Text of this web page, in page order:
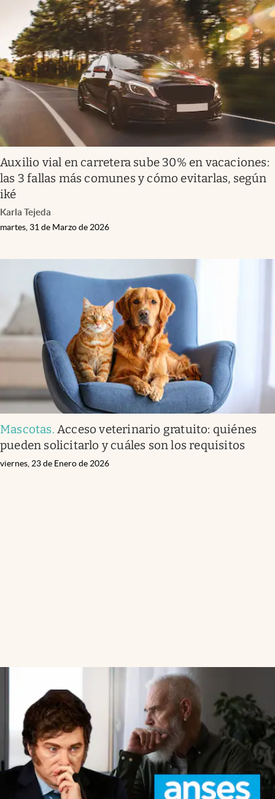
Auxilio vial en carretera sube 30% en vacaciones:
las 3 fallas más comunes y cómo evitarlas, según
iké
Karla Tejeda
martes, 31 de Marzo de 2026
Mascotas.Acceso veterinario gratuito: quiénes
pueden solicitarlo y cuáles son los requisitos
viernes, 23 de Enero de 2026